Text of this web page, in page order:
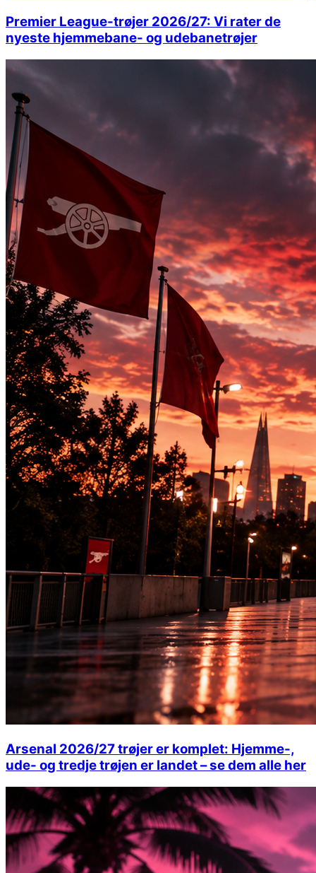
Premier League-trøjer 2026/27: Vi rater de
nyeste hjemmebane- og udebanetrøjer
Arsenal 2026/27 trøjer er komplet: Hjemme-,
ude- og tredje trøjen er landet – se dem alle her